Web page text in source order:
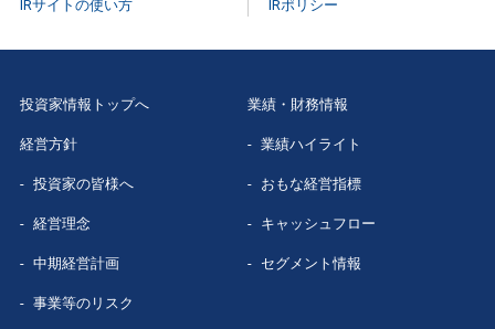
株主様向け報告書
三菱総研グループレポート
スポンサードリサーチレポート
株式事務手続き
株価情報（Yahoo!ファイナンス）
特色と強み
グループ企業
数字で見る
IRサイトの使い方
IRポリシー
投資家情報トップへ
経営方針
投資家の皆様へ
経営理念
中期経営計画
事業等のリスク
業績・財務情報
業績ハイライト
おもな経営指標
キャッシュフロー
セグメント情報